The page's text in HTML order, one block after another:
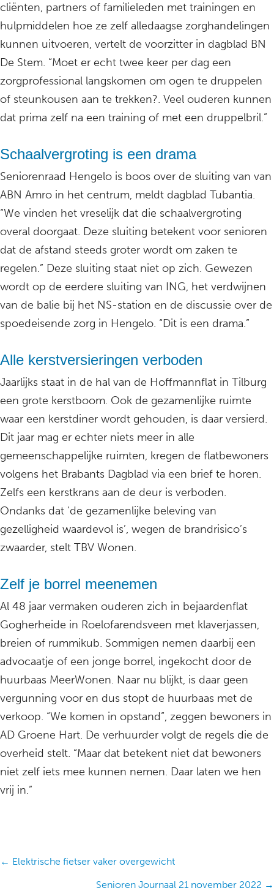
cliënten, partners of familieleden met trainingen en
hulpmiddelen hoe ze zelf alledaagse zorghandelingen
kunnen uitvoeren, vertelt de voorzitter in dagblad BN
De Stem. “Moet er echt twee keer per dag een
zorgprofessional langskomen om ogen te druppelen
of steunkousen aan te trekken?. Veel ouderen kunnen
dat prima zelf na een training of met een druppelbril.”
Schaalvergroting is een drama
Seniorenraad Hengelo is boos over de sluiting van van
ABN Amro in het centrum, meldt dagblad Tubantia.
“We vinden het vreselijk dat die schaalvergroting
overal doorgaat. Deze sluiting betekent voor senioren
dat de afstand steeds groter wordt om zaken te
regelen.” Deze sluiting staat niet op zich. Gewezen
wordt op de eerdere sluiting van ING, het verdwijnen
van de balie bij het NS-station en de discussie over de
spoedeisende zorg in Hengelo. “Dit is een drama.”
Alle kerstversieringen verboden
Jaarlijks staat in de hal van de Hoffmannflat in Tilburg
een grote kerstboom. Ook de gezamenlijke ruimte
waar een kerstdiner wordt gehouden, is daar versierd.
Dit jaar mag er echter niets meer in alle
gemeenschappelijke ruimten, kregen de flatbewoners
volgens het Brabants Dagblad via een brief te horen.
Zelfs een kerstkrans aan de deur is verboden.
Ondanks dat ‘de gezamenlijke beleving van
gezelligheid waardevol is’, wegen de brandrisico’s
zwaarder, stelt TBV Wonen.
Zelf je borrel meenemen
Al 48 jaar vermaken ouderen zich in bejaardenflat
Gogherheide in Roelofarendsveen met klaverjassen,
breien of rummikub. Sommigen nemen daarbij een
advocaatje of een jonge borrel, ingekocht door de
huurbaas MeerWonen. Naar nu blijkt, is daar geen
vergunning voor en dus stopt de huurbaas met de
verkoop. “We komen in opstand”, zeggen bewoners in
AD Groene Hart. De verhuurder volgt de regels die de
overheid stelt. “Maar dat betekent niet dat bewoners
niet zelf iets mee kunnen nemen. Daar laten we hen
vrij in.”
Posts
← Elektrische fietser vaker overgewicht
Senioren Journaal 21 november 2022 →